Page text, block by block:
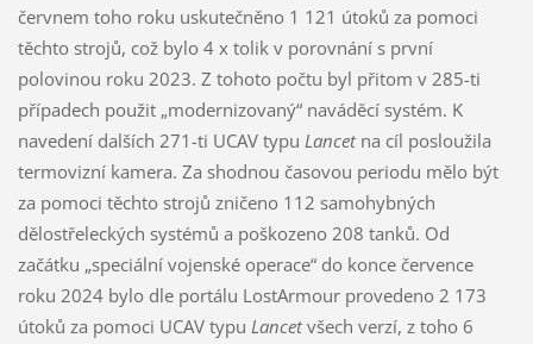
červnem toho roku uskutečněno 1 121 útoků za pomoci
těchto strojů, což bylo 4 x tolik v porovnání s první
polovinou roku 2023. Z tohoto počtu byl přitom v 285-ti
případech použit „modernizovaný“ naváděcí systém. K
navedení dalších 271-ti UCAV typu Lancetna cíl posloužila
termovizní kamera. Za shodnou časovou periodu mělo být
za pomoci těchto strojů zničeno 112 samohybných
dělostřeleckých systémů a poškozeno 208 tanků. Od
začátku „speciální vojenské operace“ do konce července
roku 2024 bylo dle portálu LostArmour provedeno 2 173
útoků za pomoci UCAV typu Lancetvšech verzí, z toho 6